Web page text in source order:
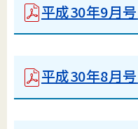
平成30年9月号
平成30年8月号